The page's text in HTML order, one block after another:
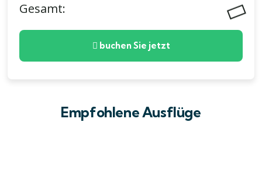
Gesamt:
buchen Sie jetzt
Empfohlene Ausflüge